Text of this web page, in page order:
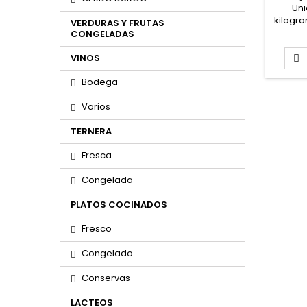
VERDURAS Y FRUTAS
CONGELADAS
VINOS
Bodega
Varios
TERNERA
Fresca
Congelada
PLATOS COCINADOS
Fresco
Congelado
Conservas
LACTEOS
El
